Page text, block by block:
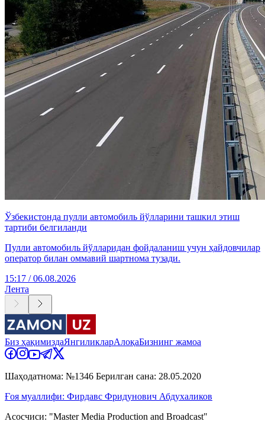
Ўзбекистонда пулли автомобиль йўлларини ташкил этиш
тартиби белгиланди
Пулли автомобиль йўлларидан фойдаланиш учун ҳайдовчилар
оператор билан оммавий шартнома тузади.
15:17 / 06.08.2026
Лента
Биз ҳақимиздаЯнгиликларАлоқаБизнинг жамоа
Шаҳодатнома: №1346 Берилган сана: 28.05.2020
Ғоя муаллифи: Фирдавс Фридунович Абдухаликов
Асосчиси: "Master Media Production and Broadcast"